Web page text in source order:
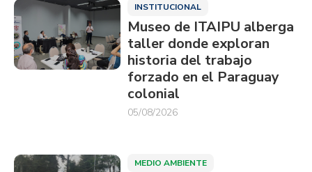
INSTITUCIONAL
Museo de ITAIPU alberga
taller donde exploran
historia del trabajo
forzado en el Paraguay
colonial
05/08/2026
MEDIO AMBIENTE